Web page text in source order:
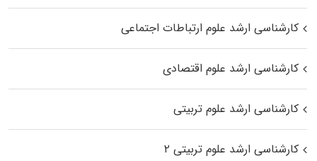
کارشناسی ارشد علوم ارتباطات اجتماعی
کارشناسی ارشد علوم اقتصادی
کارشناسی ارشد علوم تربیتی
کارشناسی ارشد علوم تربیتی ۲